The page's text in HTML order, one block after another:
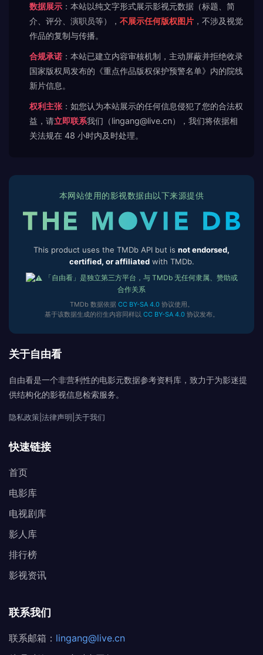
数据展示 ：本站以纯文字形式展示影视元数据（标题、简
介、评分、演职员等）， 不展示任何版权图片 ，不涉及视觉
作品的复制与传播。
合规承诺 ：本站已建立内容审核机制，主动屏蔽并拒绝收录
国家版权局发布的《重点作品版权保护预警名单》内的院线
新片信息。
权利主张 ：如您认为本站展示的任何信息侵犯了您的合法权
益，请立即联系我们（lingang@live.cn），我们将依据相
关法规在 48 小时内及时处理。
本网站使用的影视数据由以下来源提供
This product uses the TMDb API but is not endorsed,
certified, or affiliatedwith TMDb.
「自由看」是独立第三方平台，与 TMDb 无任何隶属、赞助或
合作关系
TMDb 数据依据 CC BY-SA 4.0协议使用。
基于该数据生成的衍生内容同样以 CC BY-SA 4.0协议发布。
关于自由看
自由看是一个非营利性的电影元数据参考资料库，致力于为影迷提
供结构化的影视信息检索服务。
隐私政策 法律声明 关于我们
快速链接
首页
电影库
电视剧库
影人库
排行榜
影视资讯
联系我们
联系邮箱： lingang@live.cn